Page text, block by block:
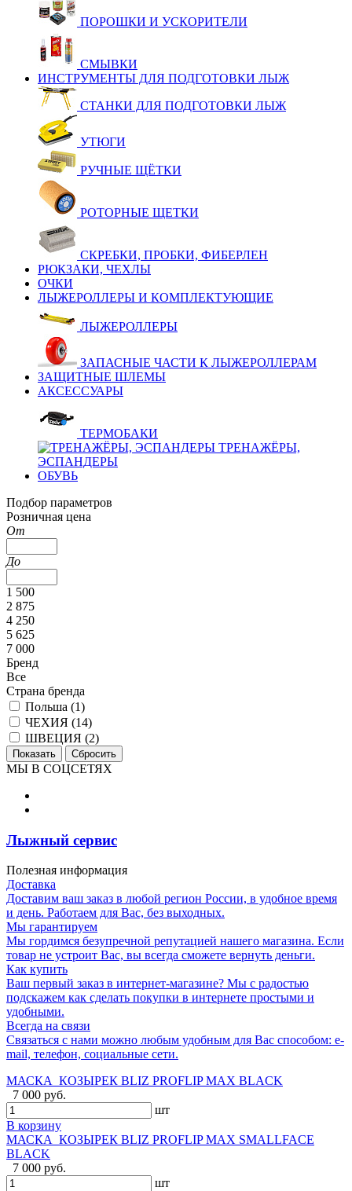
ПОРОШКИ И УСКОРИТЕЛИ
СМЫВКИ
ИНСТРУМЕНТЫ ДЛЯ ПОДГОТОВКИ ЛЫЖ
СТАНКИ ДЛЯ ПОДГОТОВКИ ЛЫЖ
УТЮГИ
РУЧНЫЕ ЩЁТКИ
РОТОРНЫЕ ЩЕТКИ
СКРЕБКИ, ПРОБКИ, ФИБЕРЛЕН
РЮКЗАКИ, ЧЕХЛЫ
ОЧКИ
ЛЫЖЕРОЛЛЕРЫ И КОМПЛЕКТУЮЩИЕ
ЛЫЖЕРОЛЛЕРЫ
ЗАПАСНЫЕ ЧАСТИ К ЛЫЖЕРОЛЛЕРАМ
ЗАЩИТНЫЕ ШЛЕМЫ
АКСЕССУАРЫ
ТЕРМОБАКИ
ТРЕНАЖЁРЫ,
ЭСПАНДЕРЫ
ОБУВЬ
Подбор параметров
Розничная цена
От
До
1 500
2 875
4 250
5 625
7 000
Бренд
Все
Страна бренда
Польша (1)
ЧЕХИЯ (14)
ШВЕЦИЯ (2)
МЫ В СОЦСЕТЯХ
Лыжный сервис
Полезная информация
Доставка
Доставим ваш заказ в любой регион России, в удобное время
и день. Работаем для Вас, без выходных.
Мы гарантируем
Мы гордимся безупречной репутацией нашего магазина. Если
товар не устроит Вас, вы всегда сможете вернуть деньги.
Как купить
Ваш первый заказ в интернет-магазине? Мы с радостью
подскажем как сделать покупки в интернете простыми и
удобными.
Всегда на связи
Связаться с нами можно любым удобным для Вас способом: e-
mail, телефон, социальные сети.
МАСКА_КОЗЫРЕК BLIZ PROFLIP MAX BLACK
7 000 руб.
шт
В корзину
МАСКА_КОЗЫРЕК BLIZ PROFLIP MAX SMALLFACE
BLACK
7 000 руб.
шт